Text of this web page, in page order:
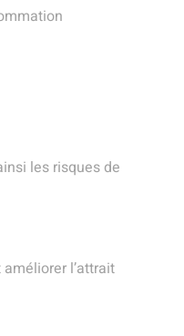
les risques de
l’attrait